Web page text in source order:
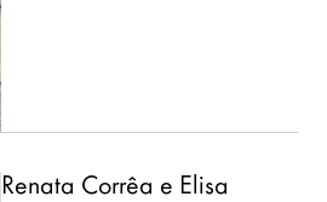
Renata Corrêa e Elisa